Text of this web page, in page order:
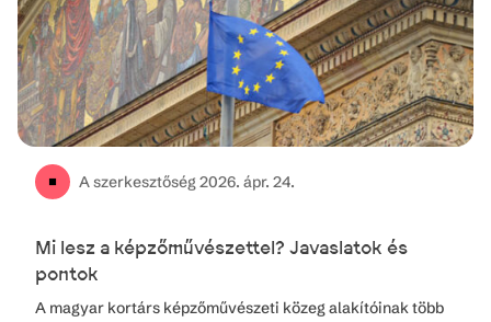
A szerkesztőség 2026. ápr. 24.
Mi lesz a képzőművészettel? Javaslatok és
pontok
A magyar kortárs képzőművészeti közeg alakítóinak több